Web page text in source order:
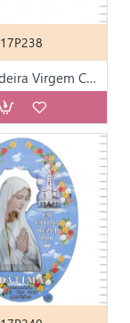
17P238
Placa Madeira Virgem Colorida 15cm